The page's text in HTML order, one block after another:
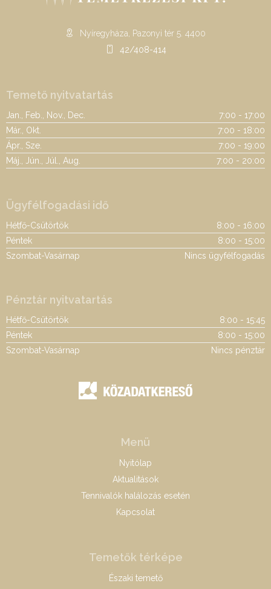
Nyíregyháza, Pazonyi tér 5. 4400
42/408-414
Temető nyitvatartás
Jan., Feb., Nov., Dec.
7:00 - 17:00
Már., Okt.
7:00 - 18:00
Ápr., Sze.
7:00 - 19:00
Máj., Jún., Júl., Aug.
7:00 - 20:00
Ügyfélfogadási idő
Hétfő-Csütörtök
8:00 - 16:00
Péntek
8:00 - 15:00
Szombat-Vasárnap
Nincs ügyfélfogadás
Pénztár nyitvatartás
Hétfő-Csütörtök
8:00 - 15:45
Péntek
8:00 - 15:00
Szombat-Vasárnap
Nincs pénztár
Menü
Nyitólap
Aktualitások
Tennivalók halálozás esetén
Kapcsolat
Temetők térképe
Északi temető